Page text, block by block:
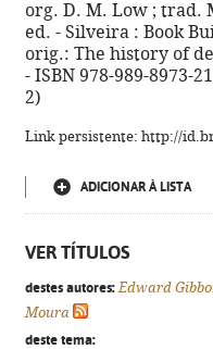
org. D. M. Low ; trad.
ed. - Silveira : Book
orig.: The history of
- ISBN 978-989-8973-
2)
Link persistente: http://
ADICIONAR À LISTA
VER TÍTULOS
destes autores: Edward
Moura
deste tema: